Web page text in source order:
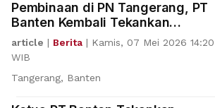
Pembinaan di PN Tangerang, PT
Banten Kembali Tekankan
Integritas
article | Berita | Kamis, 07 Mei 2026 14:20
WIB
Tangerang, Banten